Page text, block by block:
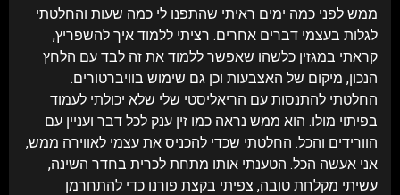
ממש לפני כמה ימים ראיתי שהתפנו לי כמה שעות והחלטתי
לגלות בעצמי דברים אחרים. רציתי ללמוד איך להשפריץ,
קראתי במגזין כלשהו שאפשר ללמוד את זה לבד עם הלחץ
הנכון, מיקום של האצבעות וכן גם שימוש בוויברטורים.
החלטתי להתנסות עם הריאליסטי שלי שלא יכולתי לעמוד
בפיתוי מולו. הוא ממש נראה כמו זין ענק לכל דבר ועניין עם
הוורידים והכל. החלטתי שכדי להכניס את עצמי לאווירה ממש,
אני אעשה הכל. הטענתי אותו מתחת לכרית בחדר השינה,
עשיתי מקלחת טובה, צפיתי בקצת פורנו כדי להתחרמן